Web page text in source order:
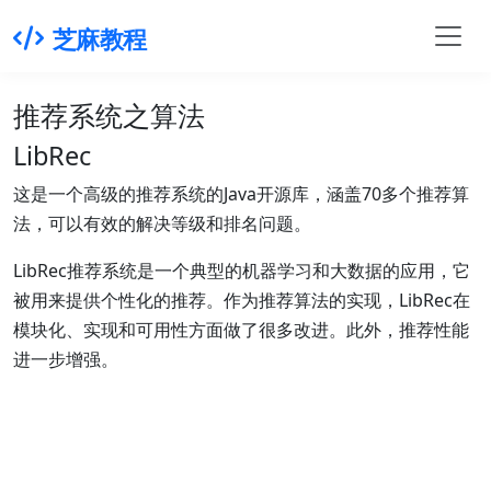
芝麻教程
推荐系统之算法
LibRec
这是一个高级的推荐系统的Java开源库，涵盖70多个推荐算
法，可以有效的解决等级和排名问题。
LibRec推荐系统是一个典型的机器学习和大数据的应用，它
被用来提供个性化的推荐。作为推荐算法的实现，LibRec在
模块化、实现和可用性方面做了很多改进。此外，推荐性能
进一步增强。